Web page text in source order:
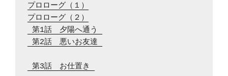
プロローグ（１）
プロローグ（２）
第1話　夕陽へ通う
第2話　悪いお友達
第3話　お仕置き